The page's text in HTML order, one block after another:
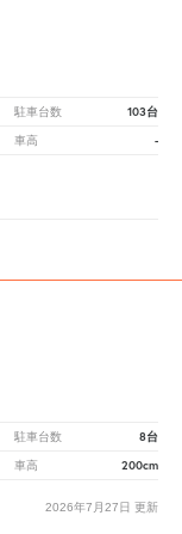
駐車台数 103台
車高 -
駐車台数 8台
車高 200cm
2026年7月27日 更新